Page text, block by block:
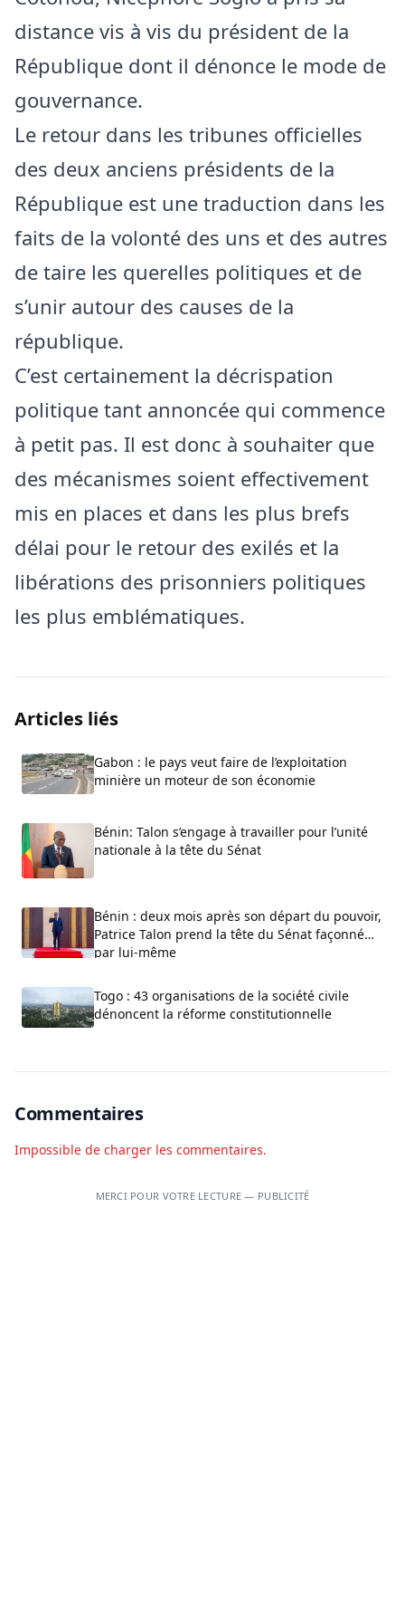
distance vis à vis du président de la
République dont il dénonce le mode de
gouvernance.
Le retour dans les tribunes officielles
des deux anciens présidents de la
République est une traduction dans les
faits de la volonté des uns et des autres
de taire les querelles politiques et de
s’unir autour des causes de la
république.
C’est certainement la décrispation
politique tant annoncée qui commence
à petit pas. Il est donc à souhaiter que
des mécanismes soient effectivement
mis en places et dans les plus brefs
délai pour le retour des exilés et la
libérations des prisonniers politiques
les plus emblématiques.
Articles liés
Gabon : le pays veut faire de l’exploitation
minière un moteur de son économie
Bénin: Talon s’engage à travailler pour l’unité
nationale à la tête du Sénat
Bénin : deux mois après son départ du pouvoir,
Patrice Talon prend la tête du Sénat façonné
par lui-même
Togo : 43 organisations de la société civile
dénoncent la réforme constitutionnelle
Commentaires
Impossible de charger les commentaires.
MERCI POUR VOTRE LECTURE — PUBLICITÉ